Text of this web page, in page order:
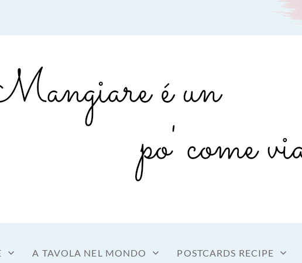
A TAVOLA NEL MONDO POSTCARDS RECIPE